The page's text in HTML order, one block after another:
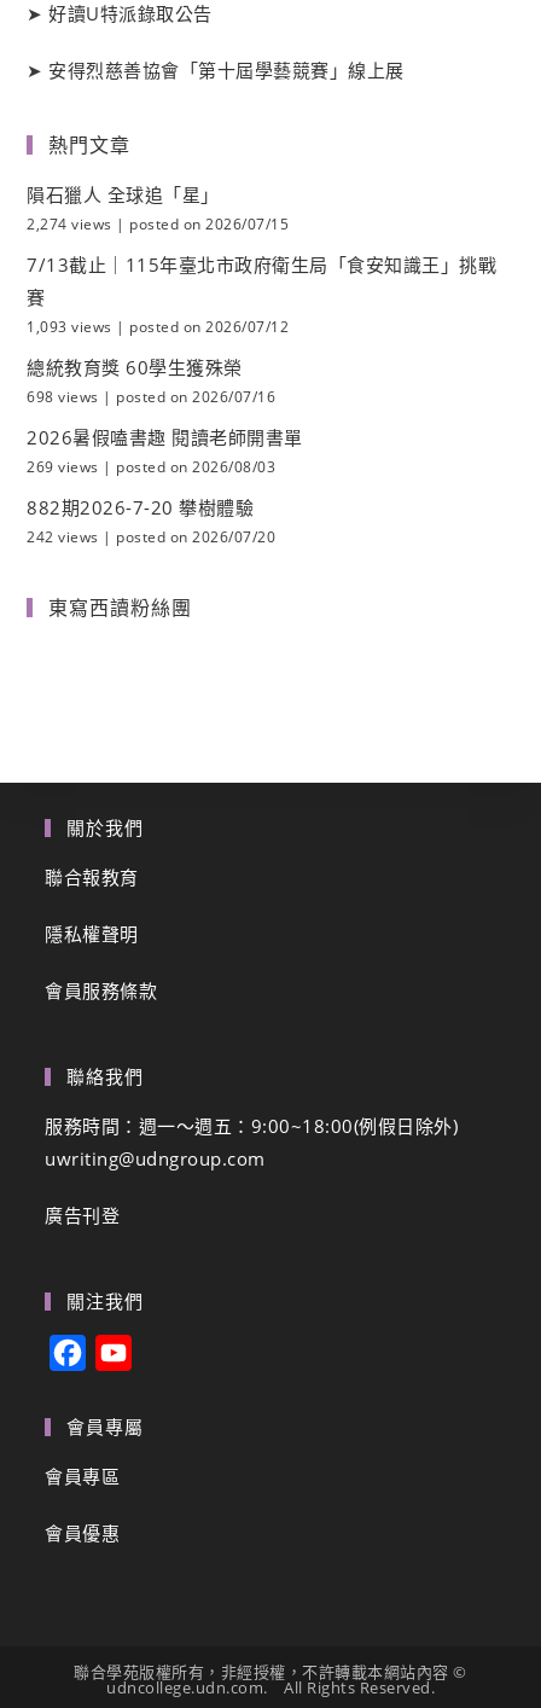
➤好讀U特派錄取公告
➤ 安得烈慈善協會「第十屆學藝競賽」線上展
熱門文章
隕石獵人 全球追「星」
2,274 views | posted on 2026/07/15
7/13截止｜115年臺北市政府衛生局「食安知識王」挑戰
賽
1,093 views | posted on 2026/07/12
總統教育獎 60學生獲殊榮
698 views | posted on 2026/07/16
2026暑假嗑書趣 閱讀老師開書單
269 views | posted on 2026/08/03
882期2026-7-20 攀樹體驗
242 views | posted on 2026/07/20
東寫西讀粉絲團
關於我們
聯合報教育
隱私權聲明
會員服務條款
聯絡我們
服務時間：週一～週五：9:00~18:00(例假日除外)
uwriting@udngroup.com
廣告刊登
關注我們
c
e
o
u
a
會員專屬
會員專區
會員優惠
聯合學苑版權所有，非經授權，不許轉載本網站內容 ©
udncollege.udn.com. All Rights Reserved.